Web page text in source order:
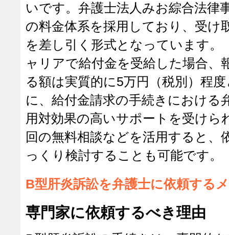
いです。弁護士法人みお綜合法律
の料金体系を採用しており、受け
を差し引く形式となっています
ャリアで給付金を受給した場合、
る額は実質的に5万円（税別）程
に、給付金請求の手続きにおける
用対効果の高いサポートを受けら
回の無料相談などを活用すると、
っくり検討することも可能です。
B型肝炎訴訟を弁護士に依頼する
専門家に依頼するべき理由